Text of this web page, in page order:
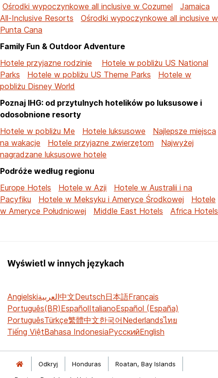
Ośrodki wypoczynkowe all inclusive w Cozumel
Jamaica
All-Inclusive Resorts
Ośrodki wypoczynkowe all inclusive w
Punta Cana
Family Fun & Outdoor Adventure
Hotele przyjazne rodzinie
Hotele w pobliżu US National
Parks
Hotele w pobliżu US Theme Parks
Hotele w
pobliżu Disney World
Poznaj IHG: od przytulnych hotelików po luksusowe i
odosobnione resorty
Hotele w pobliżu Me
Hotele luksusowe
Najlepsze miejsca
na wakacje
Hotele przyjazne zwierzętom
Najwyżej
nagradzane luksusowe hotele
Podróże według regionu
Europe Hotels
Hotele w Azji
Hotele w Australii i na
Pacyfiku
Hotele w Meksyku i Ameryce Środkowej
Hotele
w Ameryce Południowej
Middle East Hotels Africa Hotels
Wyświetl w innych językach
Angielskiالعربية中文Deutsch日本語Français
Português(BR)EspañolItalianoEspañol (España)
PortuguêsTürkçe繁體中文한국어Nederlandsไทย
Tiếng ViệtBahasa IndonesiaРусскийEnglish
Odkryj Honduras
Roatan, Bay Islands